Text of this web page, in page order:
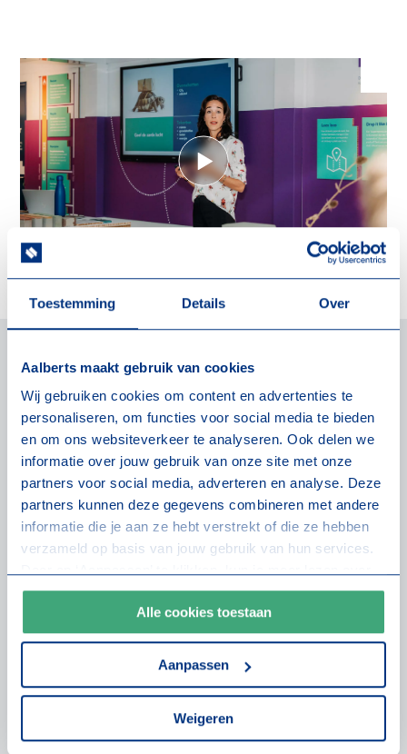
Toestemming Details Over
Aalberts maakt gebruik van cookies
Wij gebruiken cookies om content en advertenties te
personaliseren, om functies voor social media te bieden
en om ons websiteverkeer te analyseren. Ook delen we
informatie over jouw gebruik van onze site met onze
partners voor social media, adverteren en analyse. Deze
partners kunnen deze gegevens combineren met andere
informatie die je aan ze hebt verstrekt of die ze hebben
verzameld op basis van jouw gebruik van hun services.
onze cookies en je voorkeuren aanpassen. Door op ‘Alle
cookies toestaan’ te klikken, ga je akkoord met het
gebruik van alle cookies zoals omschreven in onze
Alle cookies toestaan
Aanpassen
Weigeren
Speel video
Ook de ondertekening van Het Nieuwe Normaal (HNN)
vond plaats in de BijBabbelbox. Het NNN is dé
landelijke standaard voor circulair bouwen. Hiermee
zeggen wij volmondig ja tegen deze lijn van
vooruitgang!
Waarom? HNN vertaalt bestaande rekenregels naar
ambitieuze maar realistische normen, gebaseerd op data
technisch haalbaar én betaalbaar is.
✅een eenduidige taal te spreken met opdrachtgevers